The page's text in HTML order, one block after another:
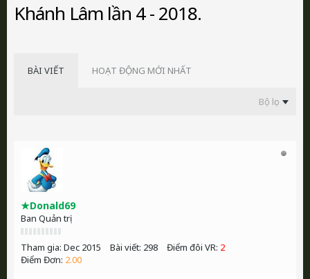
Khánh Lâm lần 4 - 2018.
BÀI VIẾT HOẠT ĐỘNG MỚI NHẤT
Bộ lọc
★Donald69
Ban Quản trị
Tham gia: Dec 2015 Bài viết: 298 Điểm đôi VR: 2
Điểm Đơn: 2.00